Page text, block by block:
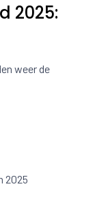
2025:
weer de